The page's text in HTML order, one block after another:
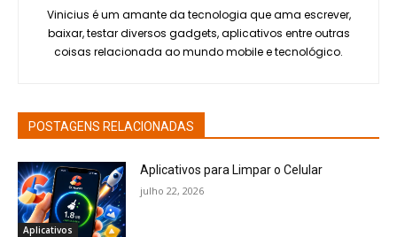
Vinicius é um amante da tecnologia que ama escrever,
baixar, testar diversos gadgets, aplicativos entre outras
coisas relacionada ao mundo mobile e tecnológico.
POSTAGENS RELACIONADAS
Aplicativos
Aplicativos para Limpar o Celular
julho 22, 2026